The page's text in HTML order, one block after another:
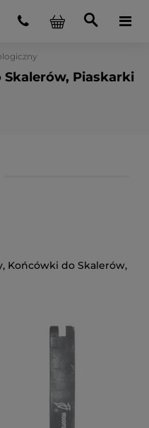
Piaskarki
Końcówki do Skalerów,